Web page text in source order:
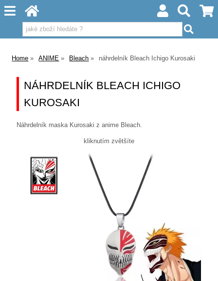
Home ANIME Bleach náhrdelník Bleach Ichigo Kurosaki
NÁHRDELNÍK BLEACH ICHIGO
KUROSAKI
Náhrdelník maska Kurosaki z anime Bleach.
kliknutím zvětšíte